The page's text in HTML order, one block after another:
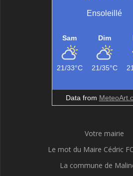
Ensoleillé
Sam
21/33°C
Dim
21/35°C
Data from
Votre mairie
Le mot du Maire Cédric
La commune de